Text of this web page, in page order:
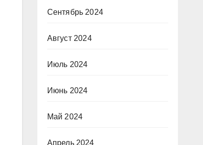
Сентябрь 2024
Август 2024
Июль 2024
Июнь 2024
Май 2024
Апрель 2024